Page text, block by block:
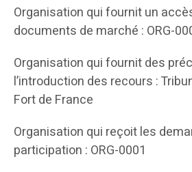
Organisation qui fournit un
documents de marché : ORG-
Organisation qui fournit des
l’introduction des recours :
Fort de France
Organisation qui reçoit les
participation : ORG-0001